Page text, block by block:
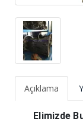
Açıklama
Elimizde